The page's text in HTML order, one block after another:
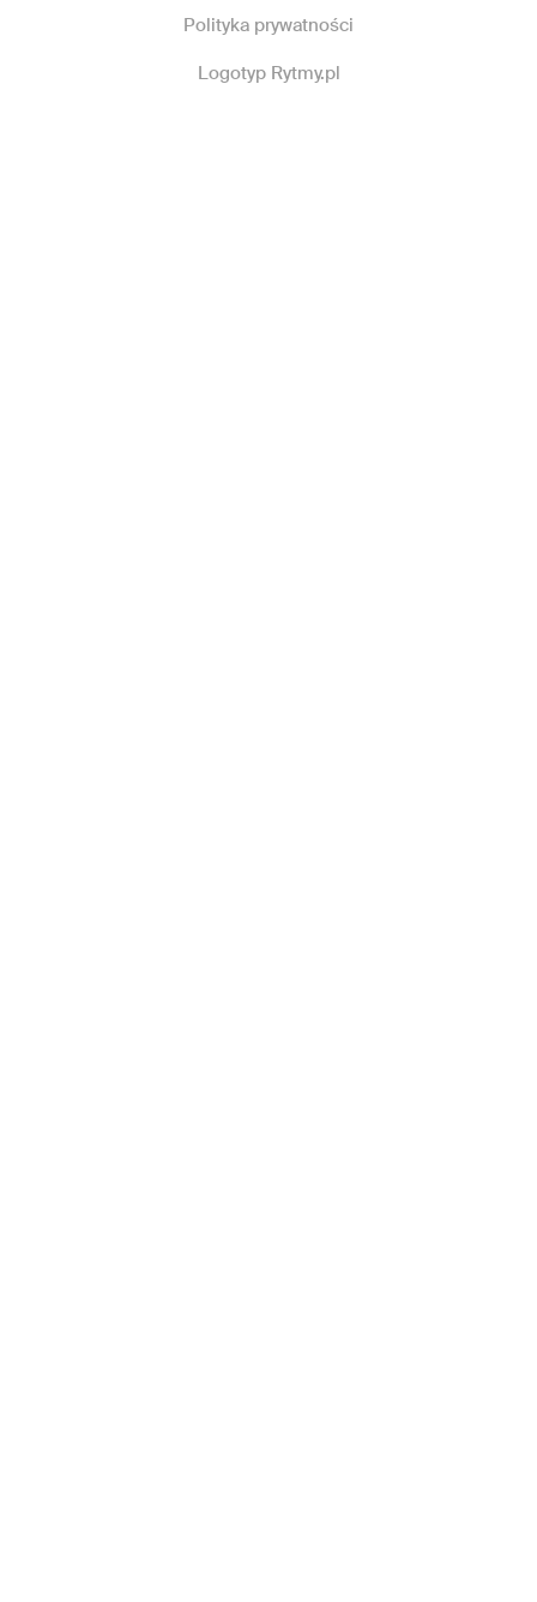
Polityka prywatności
Logotyp Rytmy.pl